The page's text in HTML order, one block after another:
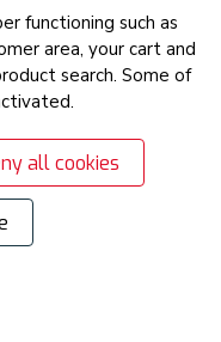
functioning such as
area, your cart and
search. Some of
all cookies